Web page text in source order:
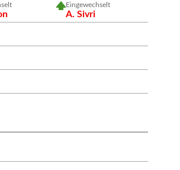
Eingewechselt
A. Sivri